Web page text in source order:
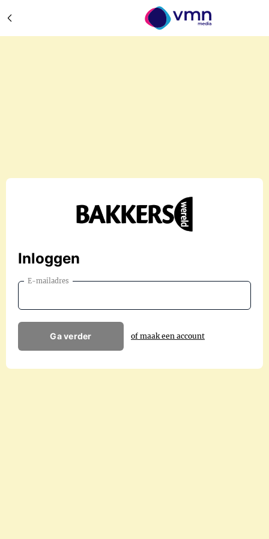
Inloggen
E-mailadres
Ga verder of maak een account